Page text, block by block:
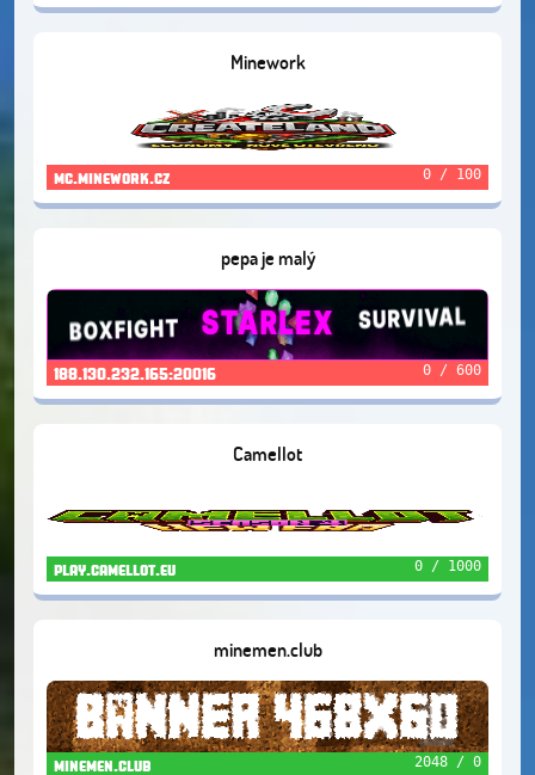
Minework
mc.minework.cz 0 / 100
pepa je malý
188.130.232.165:20016 0 / 600
Camellot
play.camellot.eu 0 / 1000
minemen.club
minemen.club 2048 / 0